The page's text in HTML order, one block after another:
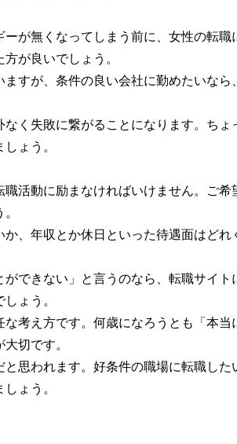
が無くなってしまう前に、女性の転職
が良いでしょう。
すが、条件の良い会社に勤めたいなら
く失敗に繋がることになります。ちょ
ょう。
活動に励まなければいけません。ご希
、年収とか休日といった待遇面はどれ
できない」と言うのなら、転職サイト
ょう。
考え方です。何歳になろうとも「本当
切です。
思われます。好条件の職場に転職した
ょう。